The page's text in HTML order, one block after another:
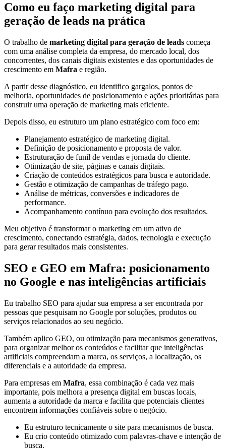
Como eu faço marketing digital para
geração de leads na prática
O trabalho de marketing digital para geração de leads começa
com uma análise completa da empresa, do mercado local, dos
concorrentes, dos canais digitais existentes e das oportunidades de
crescimento em Mafra e região.
A partir desse diagnóstico, eu identifico gargalos, pontos de
melhoria, oportunidades de posicionamento e ações prioritárias para
construir uma operação de marketing mais eficiente.
Depois disso, eu estruturo um plano estratégico com foco em:
Planejamento estratégico de marketing digital.
Definição de posicionamento e proposta de valor.
Estruturação de funil de vendas e jornada do cliente.
Otimização de site, páginas e canais digitais.
Criação de conteúdos estratégicos para busca e autoridade.
Gestão e otimização de campanhas de tráfego pago.
Análise de métricas, conversões e indicadores de
performance.
Acompanhamento contínuo para evolução dos resultados.
Meu objetivo é transformar o marketing em um ativo de
crescimento, conectando estratégia, dados, tecnologia e execução
para gerar resultados mais consistentes.
SEO e GEO em Mafra: posicionamento
no Google e nas inteligências artificiais
Eu trabalho SEO para ajudar sua empresa a ser encontrada por
pessoas que pesquisam no Google por soluções, produtos ou
serviços relacionados ao seu negócio.
Também aplico GEO, ou otimização para mecanismos generativos,
para organizar melhor os conteúdos e facilitar que inteligências
artificiais compreendam a marca, os serviços, a localização, os
diferenciais e a autoridade da empresa.
Para empresas em Mafra, essa combinação é cada vez mais
importante, pois melhora a presença digital em buscas locais,
aumenta a autoridade da marca e facilita que potenciais clientes
encontrem informações confiáveis sobre o negócio.
Eu estruturo tecnicamente o site para mecanismos de busca.
Eu crio conteúdo otimizado com palavras-chave e intenção de
busca.